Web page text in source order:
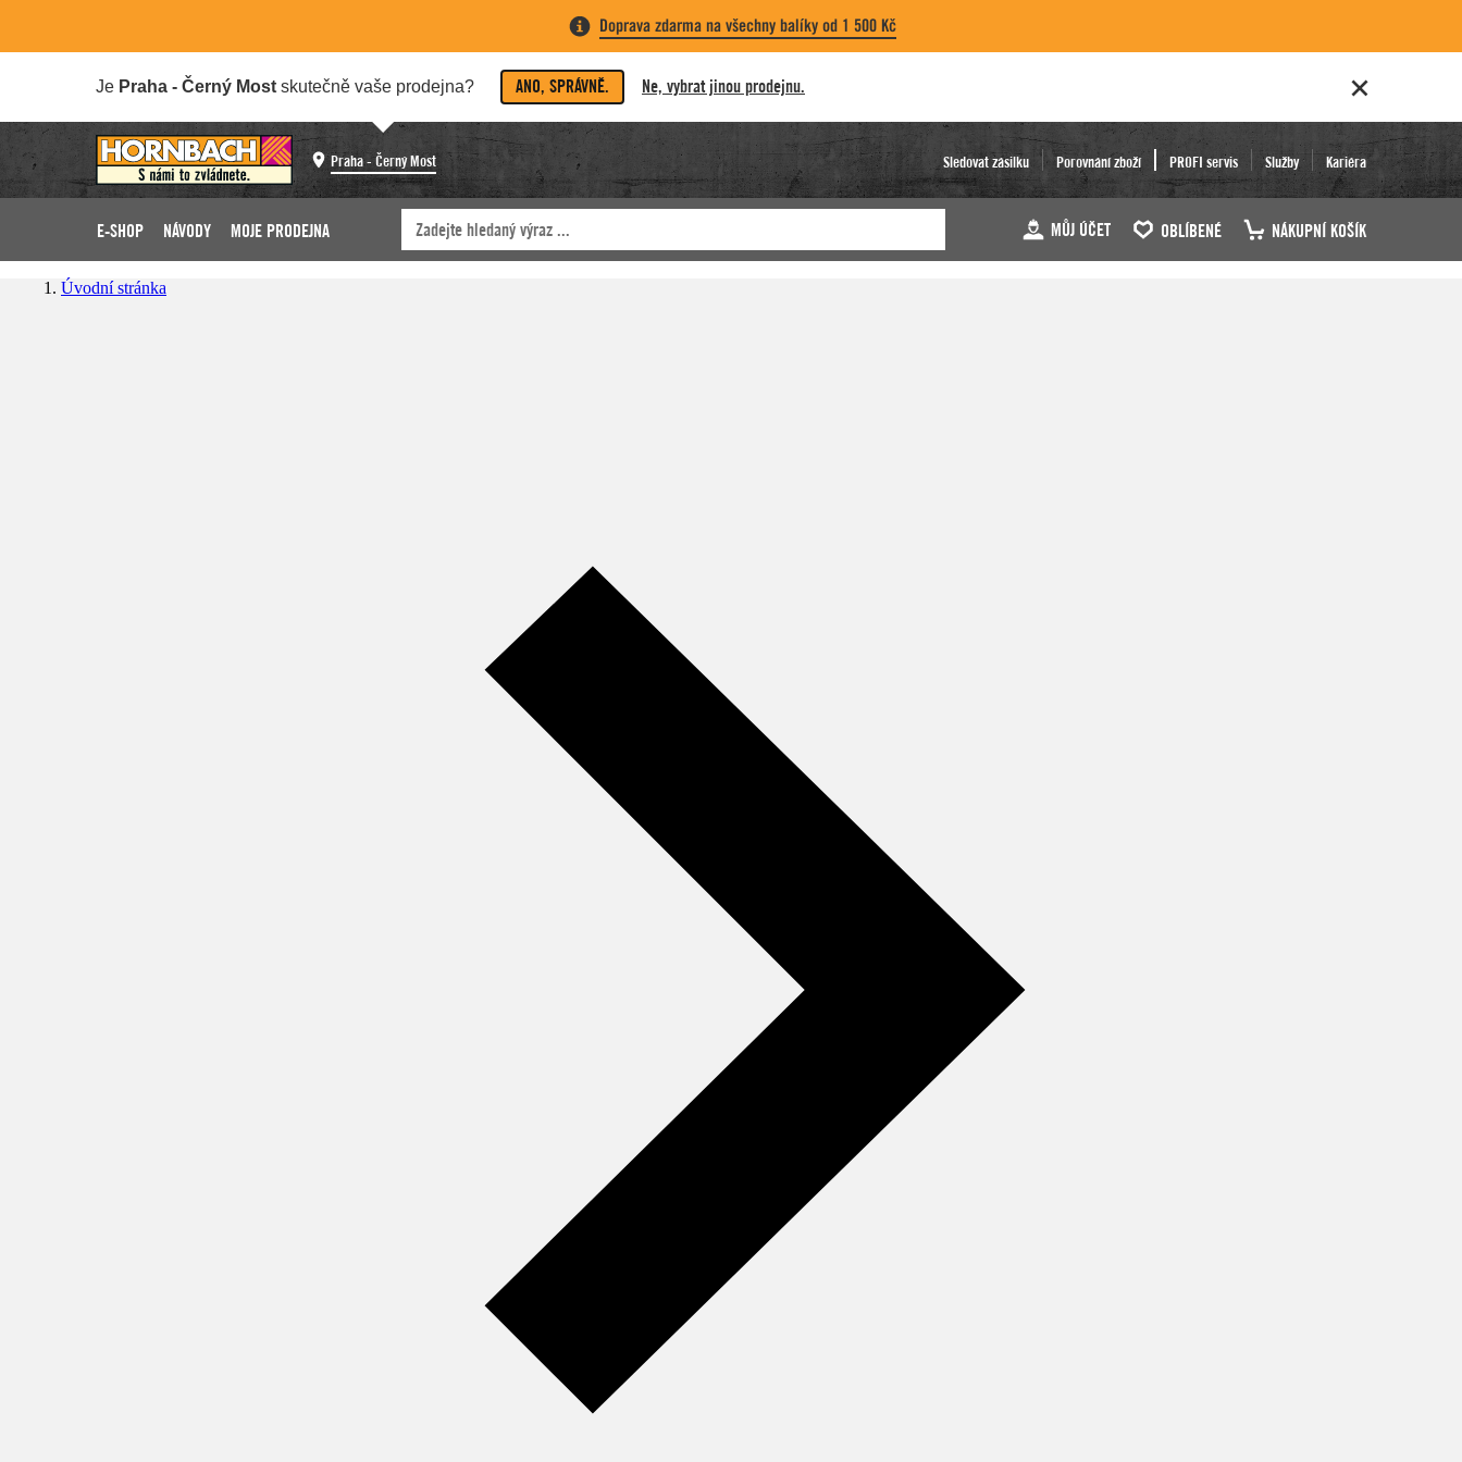
Doprava zdarma na všechny balíky od 1 500 Kč
Je Praha - Černý Most skutečně vaše prodejna? ANO, SPRÁVNĚ. Ne, vybrat jinou prodejnu.
Praha - Černý Most Sledovat zásilku Porovnání zboží PROFI servis Služby Kariéra
E-SHOP NÁVODY MOJE PRODEJNA MŮJ ÚČET OBLÍBENÉ NÁKUPNÍ KOŠÍK
Úvodní stránka